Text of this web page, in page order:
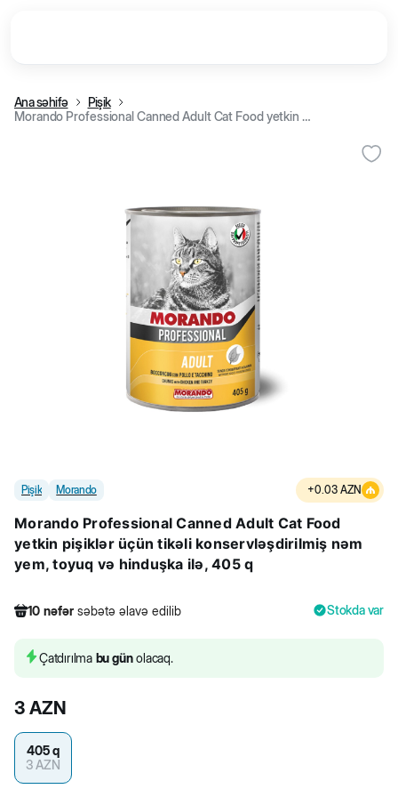
Ana səhifə
Pişik
Morando Professional Canned Adult Cat Food yetkin pişiklər üçün tikəli konservləşdirilmiş nəm yem, toyuq və hinduşka ilə, 405 q
Pişik Morando +0.03 AZN
Morando Professional Canned Adult Cat Food
yetkin pişiklər üçün tikəli konservləşdirilmiş nəm
yem, toyuq və hinduşka ilə, 405 q
10 nəfər səbətə əlavə edilib
20 nəfər məhsulu alıb
Stokda var
Çatdırılma bu günolacaq.
3 AZN
405 q
3AZN